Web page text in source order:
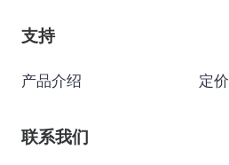
支持
产品介绍 定价
联系我们